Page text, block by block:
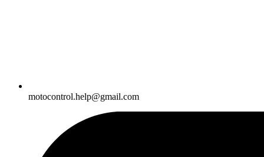
motocontrol.help@gmail.com